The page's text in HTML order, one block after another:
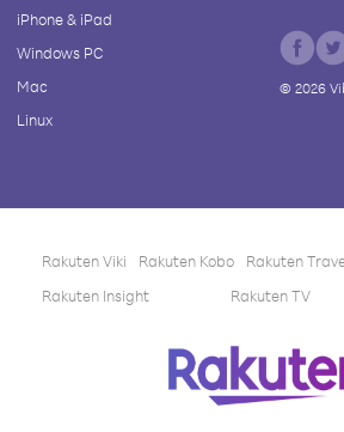
iPhone & iPad
Windows PC
Mac
Linux
© 2026
Rakuten Viki Rakuten Kobo Rakuten
Rakuten Insight
Rakuten TV